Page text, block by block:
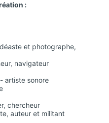
:
et photographe,
navigateur
artiste sonore
chercheur
auteur et militant